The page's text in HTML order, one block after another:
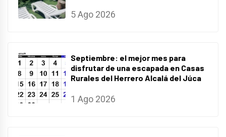
5 Ago 2026
Septiembre: el mejor mes para
disfrutar de una escapada en Casas
Rurales del Herrero Alcalá del Júca
1 Ago 2026